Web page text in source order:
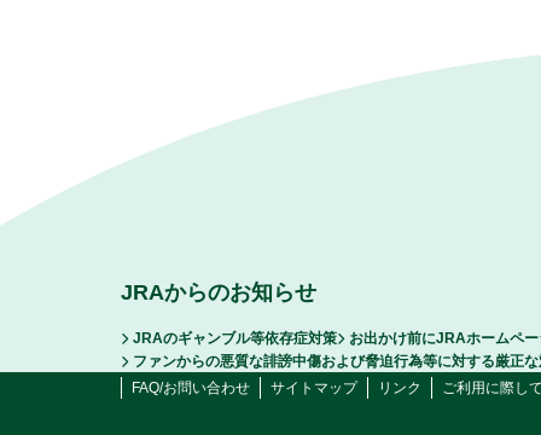
JRAからのお知らせ
JRAのギャンブル等依存症対策
お出かけ前にJRAホームペ
ファンからの悪質な誹謗中傷および脅迫行為等に対する厳正
FAQ/お問い合わせ
サイトマップ リンク ご利用に際し